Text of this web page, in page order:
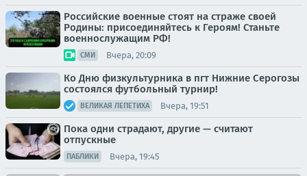
Российские военные стоят на страже своей
Родины: присоединяйтесь к Героям! Станьте
военнослужащим РФ!
СМИ Вчера, 20:09
Ко Дню физкультурника в пгт Нижние Серогозы
состоялся футбольный турнир!
ВЕЛИКАЯ ЛЕПЕТИХА Вчера, 19:51
Пока одни страдают, другие — считают
отпускные
ПАБЛИКИ Вчера, 19:45